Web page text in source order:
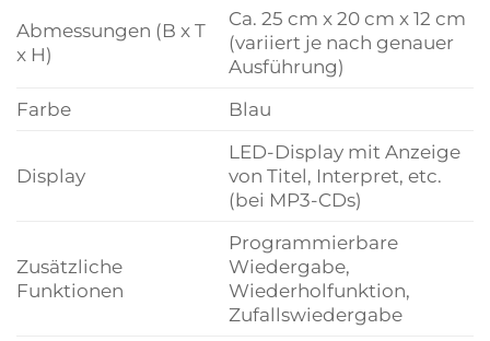
Abmessungen (B x T
x H)
Ca. 25 cm x 20 cm x 12 cm
(variiert je nach genauer
Ausführung)
Farbe
Blau
Display
LED-Display mit Anzeige
von Titel, Interpret, etc.
(bei MP3-CDs)
Zusätzliche
Funktionen
Programmierbare
Wiedergabe,
Wiederholfunktion,
Zufallswiedergabe